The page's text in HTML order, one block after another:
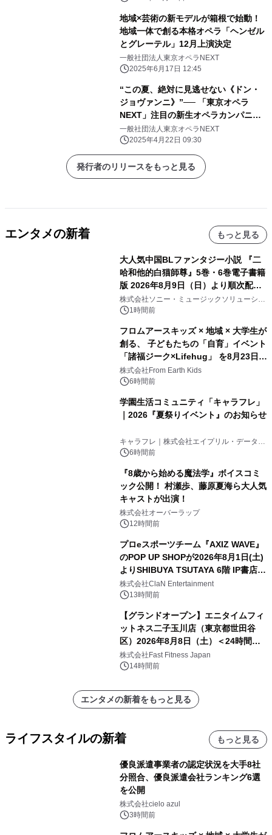
地域×芸術の新モデルが箱根で始動！
地域一体で創る本格オペラ「ヘンゼル
とグレーテル」12月上演決定
一般社団法人東京オペラNEXT
2025年6月17日 12:45
“この夏、絶対に見逃せない《ドン・
ジョヴァンニ》”── 「東京オペラ
NEXT」注目の新生オペラカンパニー
初の主催オペラ公演。
一般社団法人東京オペラNEXT
2025年4月22日 09:30
発行者のリリースをもっと見る
エンタメの新着 もっと見る
大人気中国BLファンタジー小説 『二
哈和他的白猫師尊』5巻・6巻電子書籍
版 2026年8月9日（日）より順次配信
開始
株式会社ソニー・ミュージックソリューショ
ンズ1時間前
フロムアースキッズ × 地域 × 大学生が
創る、 子どもたちの「自育」イベント
「諸福ジーク×Lifehug」 を8月23日
(日)開催
株式会社From Earth Kids
6時間前
学園生活コミュニティ「キャラフレ」
｜2026『夏祭りイベント』のお知らせ
キャラフレ｜株式会社エイプリル・データ・
デザインズ
6時間前
『8歳から始める魔法学』ボイスコミ
ック公開！ 村瀬歩、藤原夏海ら大人気
キャストが出演！
株式会社オーバーラップ
12時間前
プロeスポーツチーム『AXIZ WAVE』
のPOP UP SHOPが2026年8月1日(土)
よりSHIBUYA TSUTAYA 6階 IP書店で
開催決定！！
株式会社ClaN Entertainment
13時間前
【グランドオープン】エニタイムフィ
ットネス二子玉川店（東京都世田谷
区）2026年8月8日（土）＜24時間年
中無休のフィットネスジム＞
株式会社Fast Fitness Japan
14時間前
エンタメの新着をもっと見る
ライフスタイルの新着 もっと見る
優良派遣事業者の認定状況を大手8社
分照合、優良派遣会社ランキング6選
を公開
株式会社cielo azul
3時間前